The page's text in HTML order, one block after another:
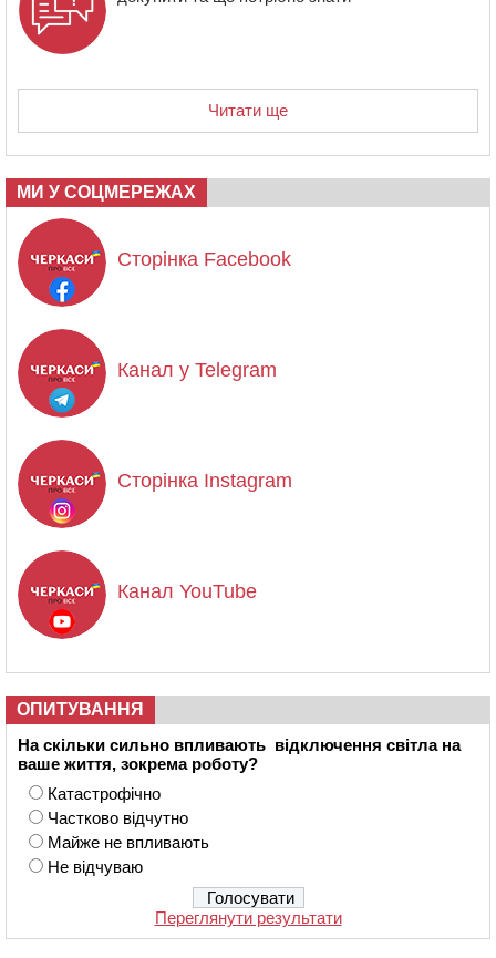
Читати ще
МИ У СОЦМЕРЕЖАХ
Сторінка Facebook
Канал у Telegram
Сторінка Instagram
Канал YouTube
ОПИТУВАННЯ
На скільки сильно впливають відключення світла на
ваше життя, зокрема роботу?
Катастрофічно
Частково відчутно
Майже не впливають
Не відчуваю
Переглянути результати